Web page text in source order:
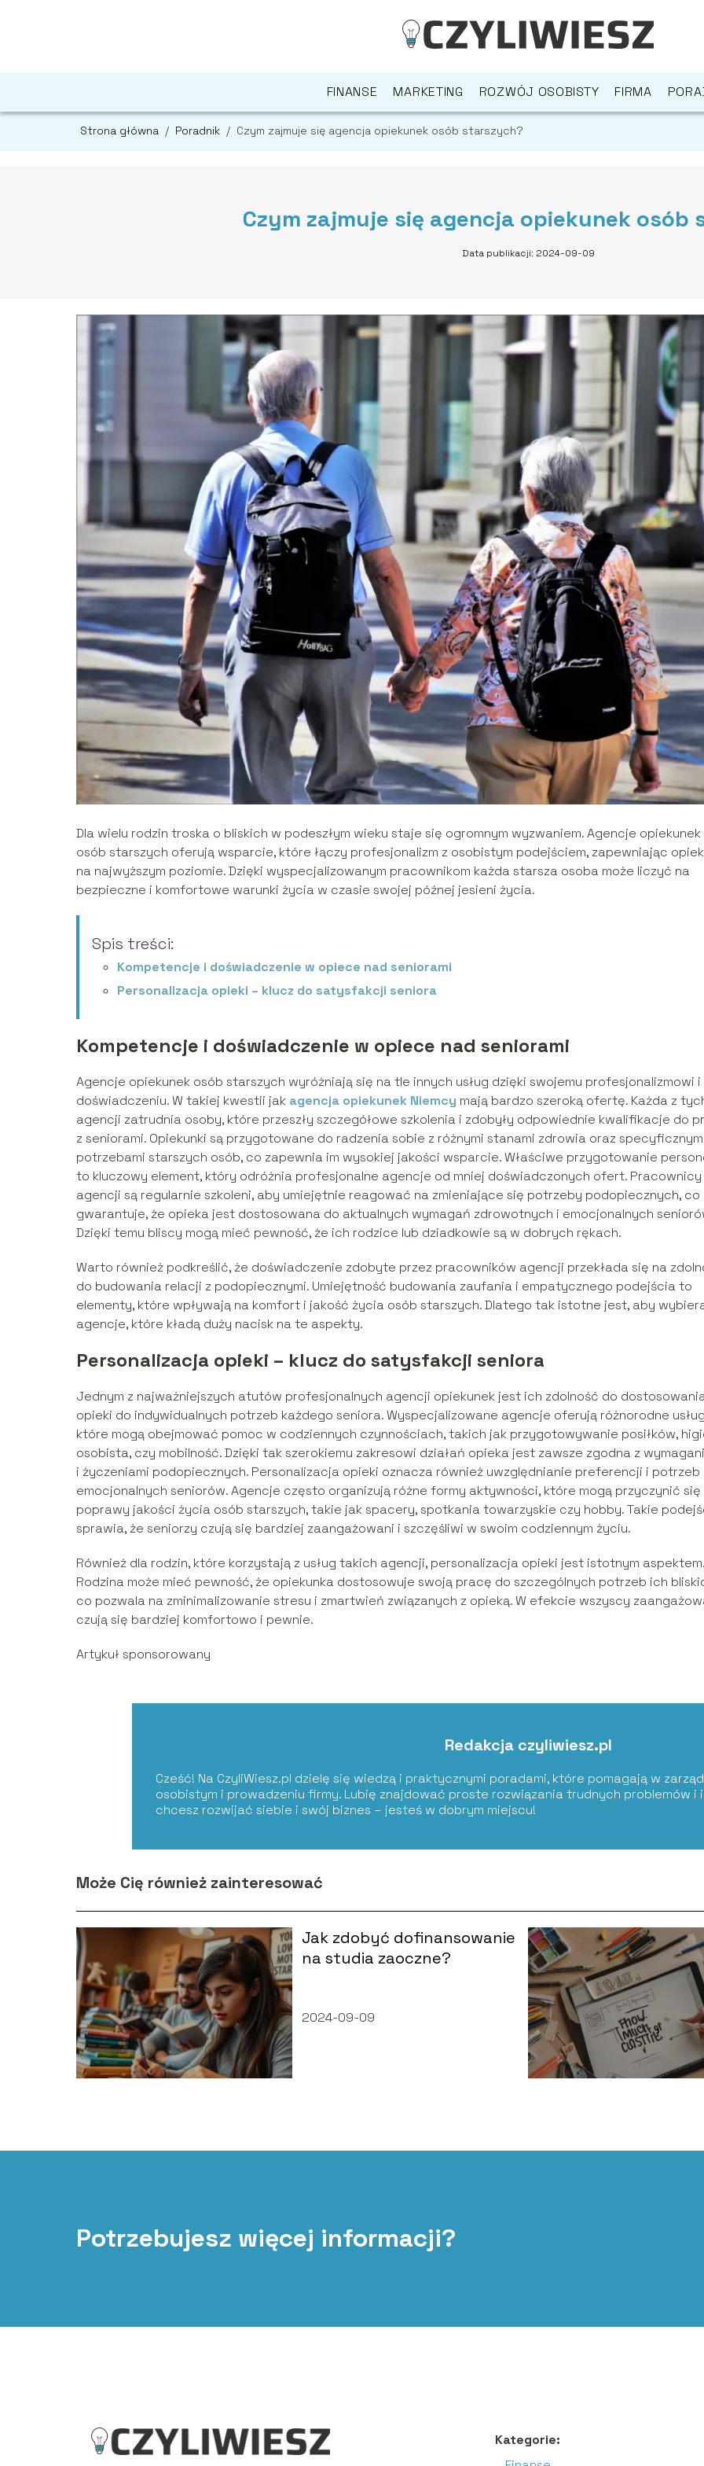
FINANSE MARKETING ROZWÓJ OSOBISTY FIRMA
Strona główna / Poradnik / Czym zajmuje się agencja opiekunek osób starszych?
Czym zajmuje się agencja opiekunek osób
Data publikacji: 2024-09-09
Dla wielu rodzin troska o bliskich w podeszłym wieku staje się ogromnym wyzwaniem. Agencje opiekunek
osób starszych oferują wsparcie, które łączy profesjonalizm z osobistym podejściem, zapewniając
na najwyższym poziomie. Dzięki wyspecjalizowanym pracownikom każda starsza osoba może liczyć na
bezpieczne i komfortowe warunki życia w czasie swojej późnej jesieni życia.
Spis treści:
Kompetencje i doświadczenie w opiece nad seniorami
Personalizacja opieki – klucz do satysfakcji seniora
Kompetencje i doświadczenie w opiece nad seniorami
Agencje opiekunek osób starszych wyróżniają się na tle innych usług dzięki swojemu profesjonalizmowi i
doświadczeniu. W takiej kwestii jak agencja opiekunek Niemcy mają bardzo szeroką ofertę. Każda z
agencji zatrudnia osoby, które przeszły szczegółowe szkolenia i zdobyły odpowiednie kwalifikacje do
z seniorami. Opiekunki są przygotowane do radzenia sobie z różnymi stanami zdrowia oraz
potrzebami starszych osób, co zapewnia im wysokiej jakości wsparcie. Właściwe przygotowanie
to kluczowy element, który odróżnia profesjonalne agencje od mniej doświadczonych ofert. Pracownicy
agencji są regularnie szkoleni, aby umiejętnie reagować na zmieniające się potrzeby podopiecznych, co
gwarantuje, że opieka jest dostosowana do aktualnych wymagań zdrowotnych i emocjonalnych
Dzięki temu bliscy mogą mieć pewność, że ich rodzice lub dziadkowie są w dobrych rękach.
Warto również podkreślić, że doświadczenie zdobyte przez pracowników agencji przekłada się na
do budowania relacji z podopiecznymi. Umiejętność budowania zaufania i empatycznego podejścia to
elementy, które wpływają na komfort i jakość życia osób starszych. Dlatego tak istotne jest, aby
agencje, które kładą duży nacisk na te aspekty.
Personalizacja opieki – klucz do satysfakcji seniora
Jednym z najważniejszych atutów profesjonalnych agencji opiekunek jest ich zdolność do
opieki do indywidualnych potrzeb każdego seniora. Wyspecjalizowane agencje oferują różnorodne
które mogą obejmować pomoc w codziennych czynnościach, takich jak przygotowywanie posiłków,
osobista, czy mobilność. Dzięki tak szerokiemu zakresowi działań opieka jest zawsze zgodna z
i życzeniami podopiecznych. Personalizacja opieki oznacza również uwzględnianie preferencji i potrzeb
emocjonalnych seniorów. Agencje często organizują różne formy aktywności, które mogą przyczynić się
poprawy jakości życia osób starszych, takie jak spacery, spotkania towarzyskie czy hobby. Takie
sprawia, że seniorzy czują się bardziej zaangażowani i szczęśliwi w swoim codziennym życiu.
Również dla rodzin, które korzystają z usług takich agencji, personalizacja opieki jest istotnym aspektem.
Rodzina może mieć pewność, że opiekunka dostosowuje swoją pracę do szczególnych potrzeb ich
co pozwala na zminimalizowanie stresu i zmartwień związanych z opieką. W efekcie wszyscy
czują się bardziej komfortowo i pewnie.
Artykuł sponsorowany
Redakcja czyliwiesz.pl
Cześć! Na CzyliWiesz.pl dzielę się wiedzą i praktycznymi poradami, które pomagają w
osobistym i prowadzeniu firmy. Lubię znajdować proste rozwiązania trudnych problemów i
chcesz rozwijać siebie i swój biznes – jesteś w dobrym miejscu!
Może Cię również zainteresować
Jak zdobyć dofinansowanie
na studia zaoczne?
2024-09-09
Potrzebujesz więcej informacji?
Kategorie: